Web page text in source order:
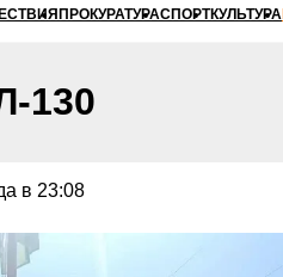
ПРОКУРАТУРАСПОРТКУЛЬТУРА
130
в 23:08